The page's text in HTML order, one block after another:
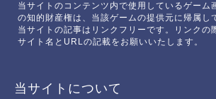
当サイトのコンテンツ内で使用しているゲーム
の知的財産権は、当該ゲームの提供元に帰属し
当サイトの記事はリンクフリーです。リンクの
サイト名とURLの記載をお願いいたします。
当サイトについて